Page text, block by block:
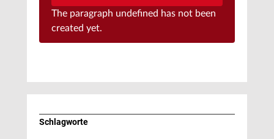
The paragraph undefined has not been
created yet.
Schlagworte